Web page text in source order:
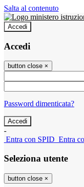
Salta al contenuto
Accedi
Accedi
button close ×
Password dimenticata?
-
Entra con SPID Entra
Seleziona utente
button close ×